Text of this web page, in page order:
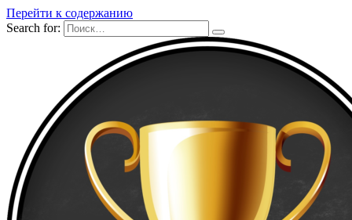
Перейти к содержанию
Search for: